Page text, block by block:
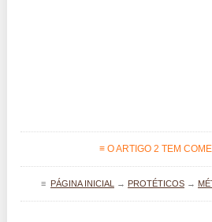
≡ O ARTIGO 2 TEM
≡ PÁGINA INICIAL → PROTÉTICOS→